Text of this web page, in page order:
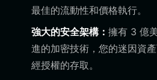
最佳的流動性和價格執行。
強大的安全架構： 擁有 3 億
進的加密技術，您的迷因資
經授權的存取。